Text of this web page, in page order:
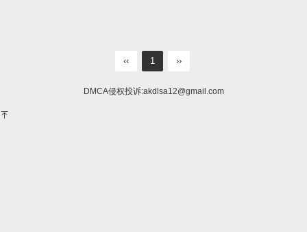
‹‹ 1 ››
DMCA侵权投诉:akdlsa12@gmail.com